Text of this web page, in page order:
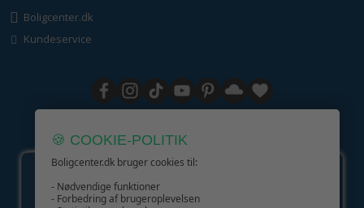
Boligcenter.dk
Kundeservice
GIV GLÆDE MED ET GAVEKORT!
🍪 COOKIE-POLITIK
Boligcenter.dk bruger cookies til:
- Nødvendige funktioner
- Forbedring af brugeroplevelsen